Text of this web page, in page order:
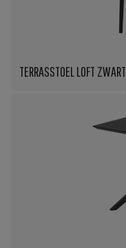
TERRASSTOEL LOFT ZWART